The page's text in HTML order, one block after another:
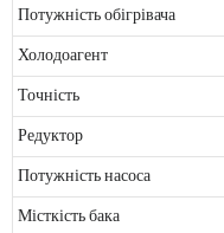
Потужність обігрівача
Холодоагент
Точність
Редуктор
Потужність насоса
Місткість бака